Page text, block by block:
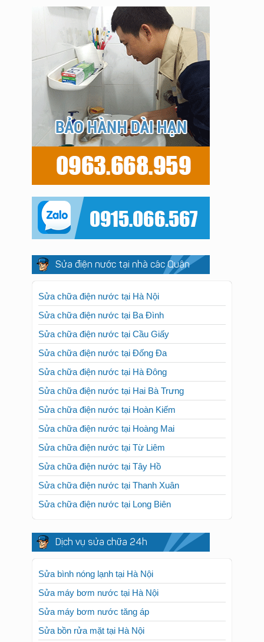
Sửa điện nước tại nhà các Quận
Sửa chữa điện nước tại Hà Nội
Sửa chữa điện nước tại Ba Đình
Sửa chữa điện nước tại Cầu Giấy
Sửa chữa điện nước tại Đống Đa
Sửa chữa điện nước tại Hà Đông
Sửa chữa điện nước tại Hai Bà Trưng
Sửa chữa điện nước tại Hoàn Kiếm
Sửa chữa điện nước tại Hoàng Mai
Sửa chữa điện nước tại Từ Liêm
Sửa chữa điện nước tại Tây Hồ
Sửa chữa điện nước tại Thanh Xuân
Sửa chữa điện nước tại Long Biên
Dịch vụ sửa chữa 24h
Sửa bình nóng lạnh tại Hà Nội
Sửa máy bơm nước tại Hà Nội
Sửa máy bơm nước tăng áp
Sửa bồn rửa mặt tại Hà Nội